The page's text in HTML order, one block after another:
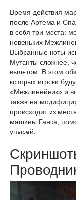
Время действия
после Артема и
в себя три места:
новеньких
Выбранные ноты
Мутанты сложнее,
вылетом. В этом
которых игроки
«Межлинейник» и
также на
происходит из
машины Ганса,
упырей.